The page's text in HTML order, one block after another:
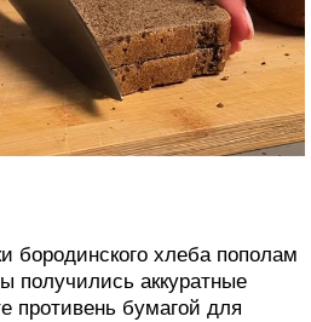
бородинского хлеба пополам
получились аккуратные
противень бумагой для